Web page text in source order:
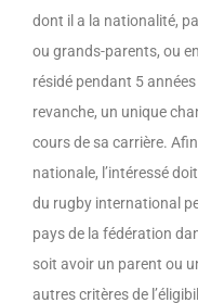
dont il a la nationalité,
ou grands-parents, ou
résidé pendant 5
revanche, un unique
cours de sa carrière.
nationale, l’intéressé
du rugby international
pays de la fédération
soit avoir un parent ou
autres critères de